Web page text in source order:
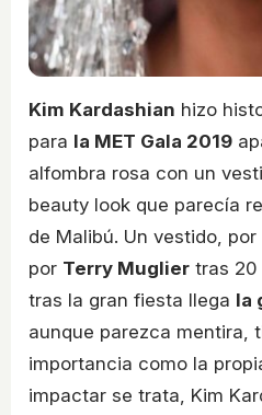
Kim Kardashian hizo
para la MET Gala 2019
alfombra rosa con un
beauty look que parecía
de Malibú. Un vestido,
por Terry Muglier tras 20
tras la gran fiesta llega la
aunque parezca mentira,
importancia como la
impactar se trata, Kim